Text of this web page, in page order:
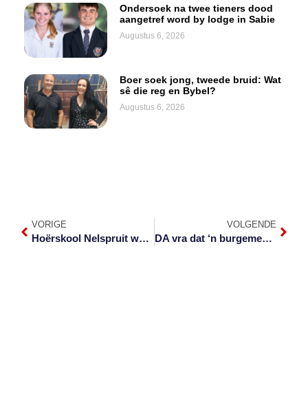
Ondersoek na twee tieners dood
aangetref word by lodge in Sabie
Augustus 6, 2026
Boer soek jong, tweede bruid: Wat
sê die reg en Bybel?
Augustus 6, 2026
VORIGE
Hoërskool Nelspruit word 70 jaar oud
VOLGENDE
DA vra dat ‘n burgemeester dringend verkies word in Nkomazi